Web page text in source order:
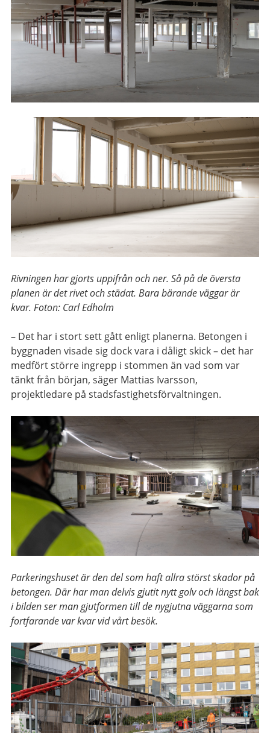
Rivningen har gjorts uppifrån och ner. Så på de översta
planen är det rivet och städat. Bara bärande väggar är
kvar. Foton: Carl Edholm
– Det har i stort sett gått enligt planerna. Betongen i
byggnaden visade sig dock vara i dåligt skick – det har
medfört större ingrepp i stommen än vad som var
tänkt från början, säger Mattias Ivarsson,
projektledare på stadsfastighetsförvaltningen.
Parkeringshuset är den del som haft allra störst skador på
betongen. Där har man delvis gjutit nytt golv och längst bak
i bilden ser man gjutformen till de nygjutna väggarna som
fortfarande var kvar vid vårt besök.